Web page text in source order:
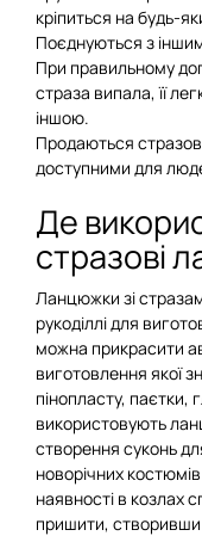
кріпиться на будь-
Поєднуються з
При правильному
страза випала, її
іншою.
Продаються
доступними для
Де
стразові
Ланцюжки зі
рукоділлі для
можна прикрасити
виготовлення якої
пінопласту, паєтки,
використовують
створення суконь
новорічних
наявності в козлах
пришити, створивши